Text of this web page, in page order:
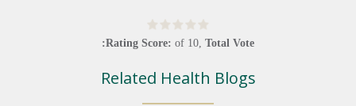
Rating Score: of 10, Total Vote:
Related Health Blogs